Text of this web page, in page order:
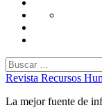
Laborales
Selección
Buscar:
Revista Recursos
La mejor fuente de